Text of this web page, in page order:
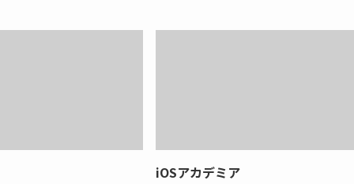
iOSアカデミア